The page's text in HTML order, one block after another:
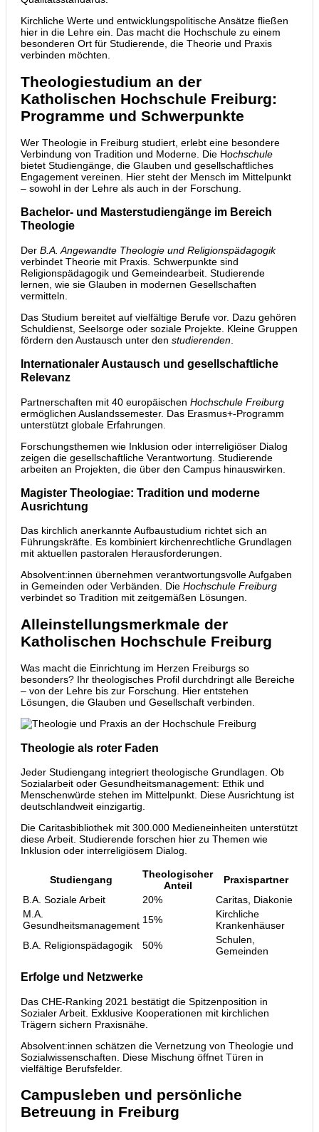
Kirchliche Werte und entwicklungspolitische Ansätze fließen
hier in die Lehre ein. Das macht die Hochschule zu einem
besonderen Ort für Studierende, die Theorie und Praxis
verbinden möchten.
Theologiestudium an der
Katholischen Hochschule Freiburg:
Programme und Schwerpunkte
Wer Theologie in Freiburg studiert, erlebt eine besondere
Verbindung von Tradition und Moderne. Die Hochschule
bietet Studiengänge, die Glauben und gesellschaftliches
Engagement vereinen. Hier steht der Mensch im Mittelpunkt
– sowohl in der Lehre als auch in der Forschung.
Bachelor- und Masterstudiengänge im Bereich
Theologie
Der B.A. Angewandte Theologie und Religionspädagogik
verbindet Theorie mit Praxis. Schwerpunkte sind
Religionspädagogik und Gemeindearbeit. Studierende
lernen, wie sie Glauben in modernen Gesellschaften
vermitteln.
Das Studium bereitet auf vielfältige Berufe vor. Dazu gehören
Schuldienst, Seelsorge oder soziale Projekte. Kleine Gruppen
fördern den Austausch unter den studierenden
Internationaler Austausch und gesellschaftliche
Relevanz
Partnerschaften mit 40 europäischen Hochschule Freiburg
ermöglichen Auslandssemester. Das Erasmus+-Programm
unterstützt globale Erfahrungen.
Forschungsthemen wie Inklusion oder interreligiöser Dialog
zeigen die gesellschaftliche Verantwortung. Studierende
arbeiten an Projekten, die über den Campus hinauswirken.
Magister Theologiae: Tradition und moderne
Ausrichtung
Das kirchlich anerkannte Aufbaustudium richtet sich an
Führungskräfte. Es kombiniert kirchenrechtliche Grundlagen
mit aktuellen pastoralen Herausforderungen.
Absolvent:innen übernehmen verantwortungsvolle Aufgaben
in Gemeinden oder Verbänden. Die Hochschule Freiburg
verbindet so Tradition mit zeitgemäßen Lösungen.
Alleinstellungsmerkmale der
Katholischen Hochschule Freiburg
Was macht die Einrichtung im Herzen Freiburgs so
besonders? Ihr theologisches Profil durchdringt alle Bereiche
– von der Lehre bis zur Forschung. Hier entstehen
Lösungen, die Glauben und Gesellschaft verbinden.
Theologie als roter Faden
Jeder Studiengang integriert theologische Grundlagen. Ob
Sozialarbeit oder Gesundheitsmanagement: Ethik und
Menschenwürde stehen im Mittelpunkt. Diese Ausrichtung ist
deutschlandweit einzigartig.
Die Caritasbibliothek mit 300.000 Medieneinheiten unterstützt
diese Arbeit. Studierende forschen hier zu Themen wie
Inklusion oder interreligiösem Dialog.
Studiengang
Theologischer
Anteil
Praxispartner
B.A. Soziale Arbeit
20%
Caritas, Diakonie
M.A.
Gesundheitsmanagement 15%
Kirchliche
Krankenhäuser
B.A. Religionspädagogik
50%
Schulen,
Gemeinden
Erfolge und Netzwerke
Das CHE-Ranking 2021 bestätigt die Spitzenposition in
Sozialer Arbeit. Exklusive Kooperationen mit kirchlichen
Trägern sichern Praxisnähe.
Absolvent:innen schätzen die Vernetzung von Theologie und
Sozialwissenschaften. Diese Mischung öffnet Türen in
vielfältige Berufsfelder.
Campusleben und persönliche
Betreuung in Freiburg